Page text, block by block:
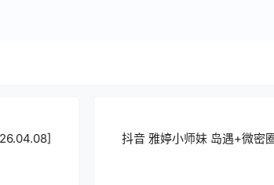
抖音 雅婷小师妹 岛遇+微密